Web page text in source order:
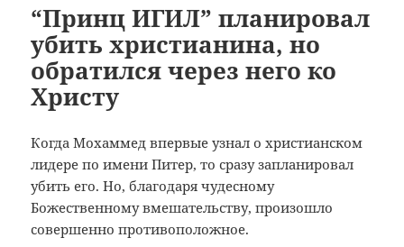
“Принц ИГИЛ” планировал
убить христианина, но
обратился через него ко
Христу
Когда Мохаммед впервые узнал о христианском
лидере по имени Питер, то сразу запланировал
убить его. Но, благодаря чудесному
Божественному вмешательству, произошло
совершенно противоположное.